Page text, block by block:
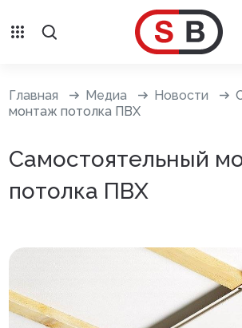
Фасадные панели с фурнитурой
Система крепления фасадов
Дренажная система
Отливы
Террасная доска
Главная Медиа Новости
монтаж потолка ПВХ
Самостоятельный
потолка ПВХ